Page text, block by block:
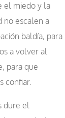
el miedo y la
no escalen a
baldía, para
a volver al
para que
confiar.
dure el